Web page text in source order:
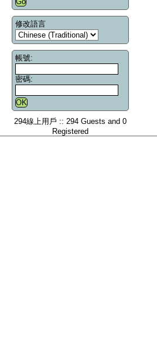
修改語言
帳號:
密碼:
294線上用戶 :: 294 Guests and 0
Registered